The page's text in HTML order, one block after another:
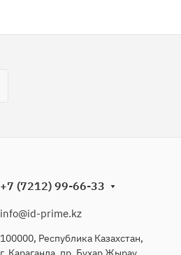
+7 (7212) 99-66-33
info@id-prime.kz
100000, Республика Казахстан,